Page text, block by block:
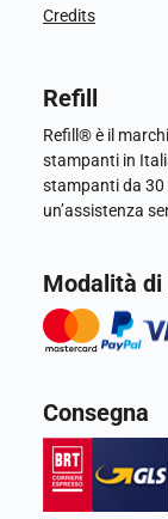
Credits
Refill
Refill® è il
stampanti in
stampanti da 30
un’assistenza
Modalità
Consegna